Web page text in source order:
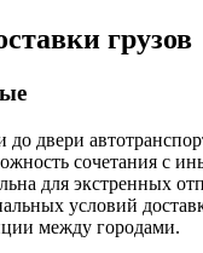
грузов
до двери
сочетания с
для экстренных
условий
между городами.